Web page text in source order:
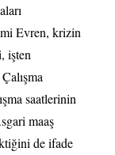
Evren, krizin
işten
saatlerinin
maaş
de ifade